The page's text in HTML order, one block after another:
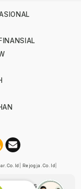
Rejogja.co.id
Pers